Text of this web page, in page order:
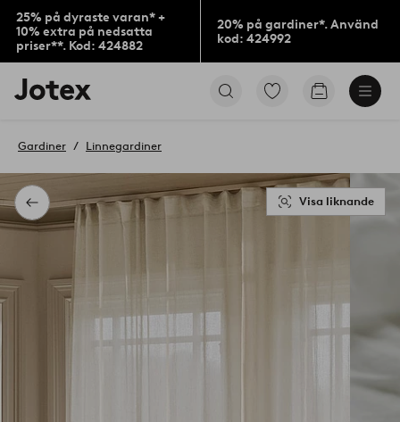
25% på dyraste varan* +
10% extra på nedsatta
priser**. Kod: 424882
20% på gardiner*. Använd
kod: 424992
Jotex
logotyp
till
Gå
Gå
Tillbaka
Gardiner Linnegardiner
Visa liknande